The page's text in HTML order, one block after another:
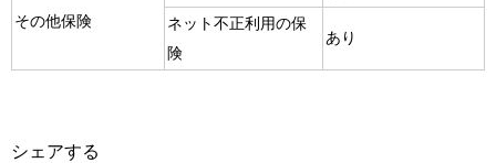
その他保険
ネット不正利用の保
険
あり
シェアする